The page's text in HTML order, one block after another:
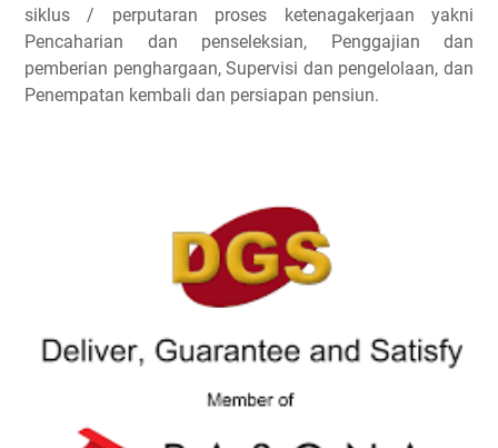
siklus / perputaran proses ketenagakerjaan yakni
Pencaharian dan penseleksian, Penggajian dan
pemberian penghargaan, Supervisi dan pengelolaan, dan
Penempatan kembali dan persiapan pensiun.